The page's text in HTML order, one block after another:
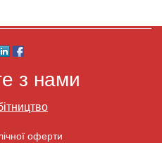
з нами
оферти